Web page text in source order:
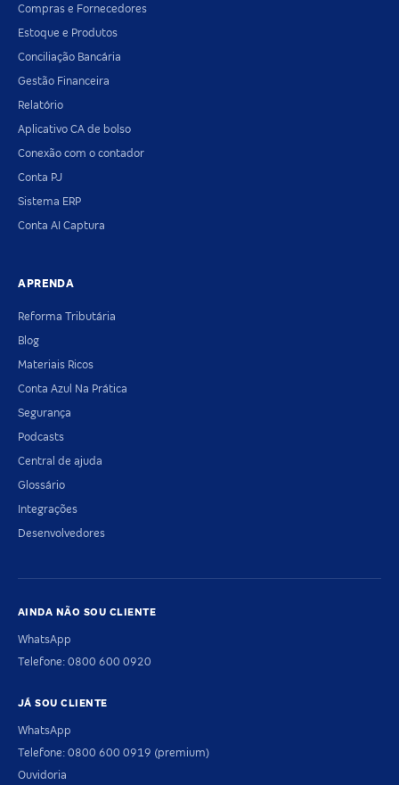
Compras e Fornecedores
Estoque e Produtos
Conciliação Bancária
Gestão Financeira
Relatório
Aplicativo CA de bolso
Conexão com o contador
Conta PJ
Sistema ERP
Conta AI Captura
APRENDA
Reforma Tributária
Blog
Materiais Ricos
Conta Azul Na Prática
Segurança
Podcasts
Central de ajuda
Glossário
Integrações
Desenvolvedores
AINDA NÃO SOU CLIENTE
WhatsApp
Telefone: 0800 600 0920
JÁ SOU CLIENTE
WhatsApp
Telefone: 0800 600 0919 (premium)
Ouvidoria